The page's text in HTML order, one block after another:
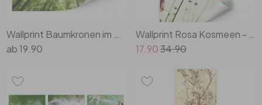
ab19.90
17.9034.90